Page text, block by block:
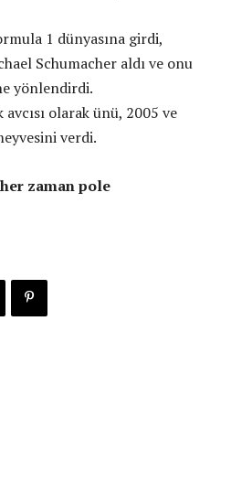
1 dünyasına girdi,
Schumacher aldı ve onu
yönlendirdi.
olarak ünü, 2005 ve
verdi.
zaman pole